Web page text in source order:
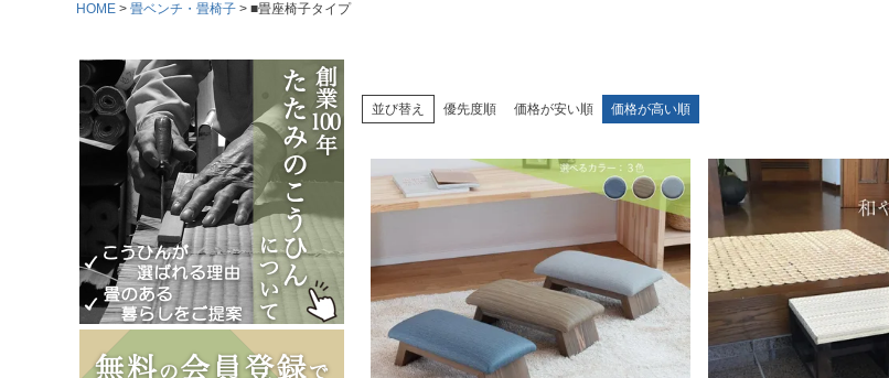
HOME 畳ベンチ・畳椅子 ■畳座椅子タイプ
並び替え 優先度順 価格が安い順 価格が高い順